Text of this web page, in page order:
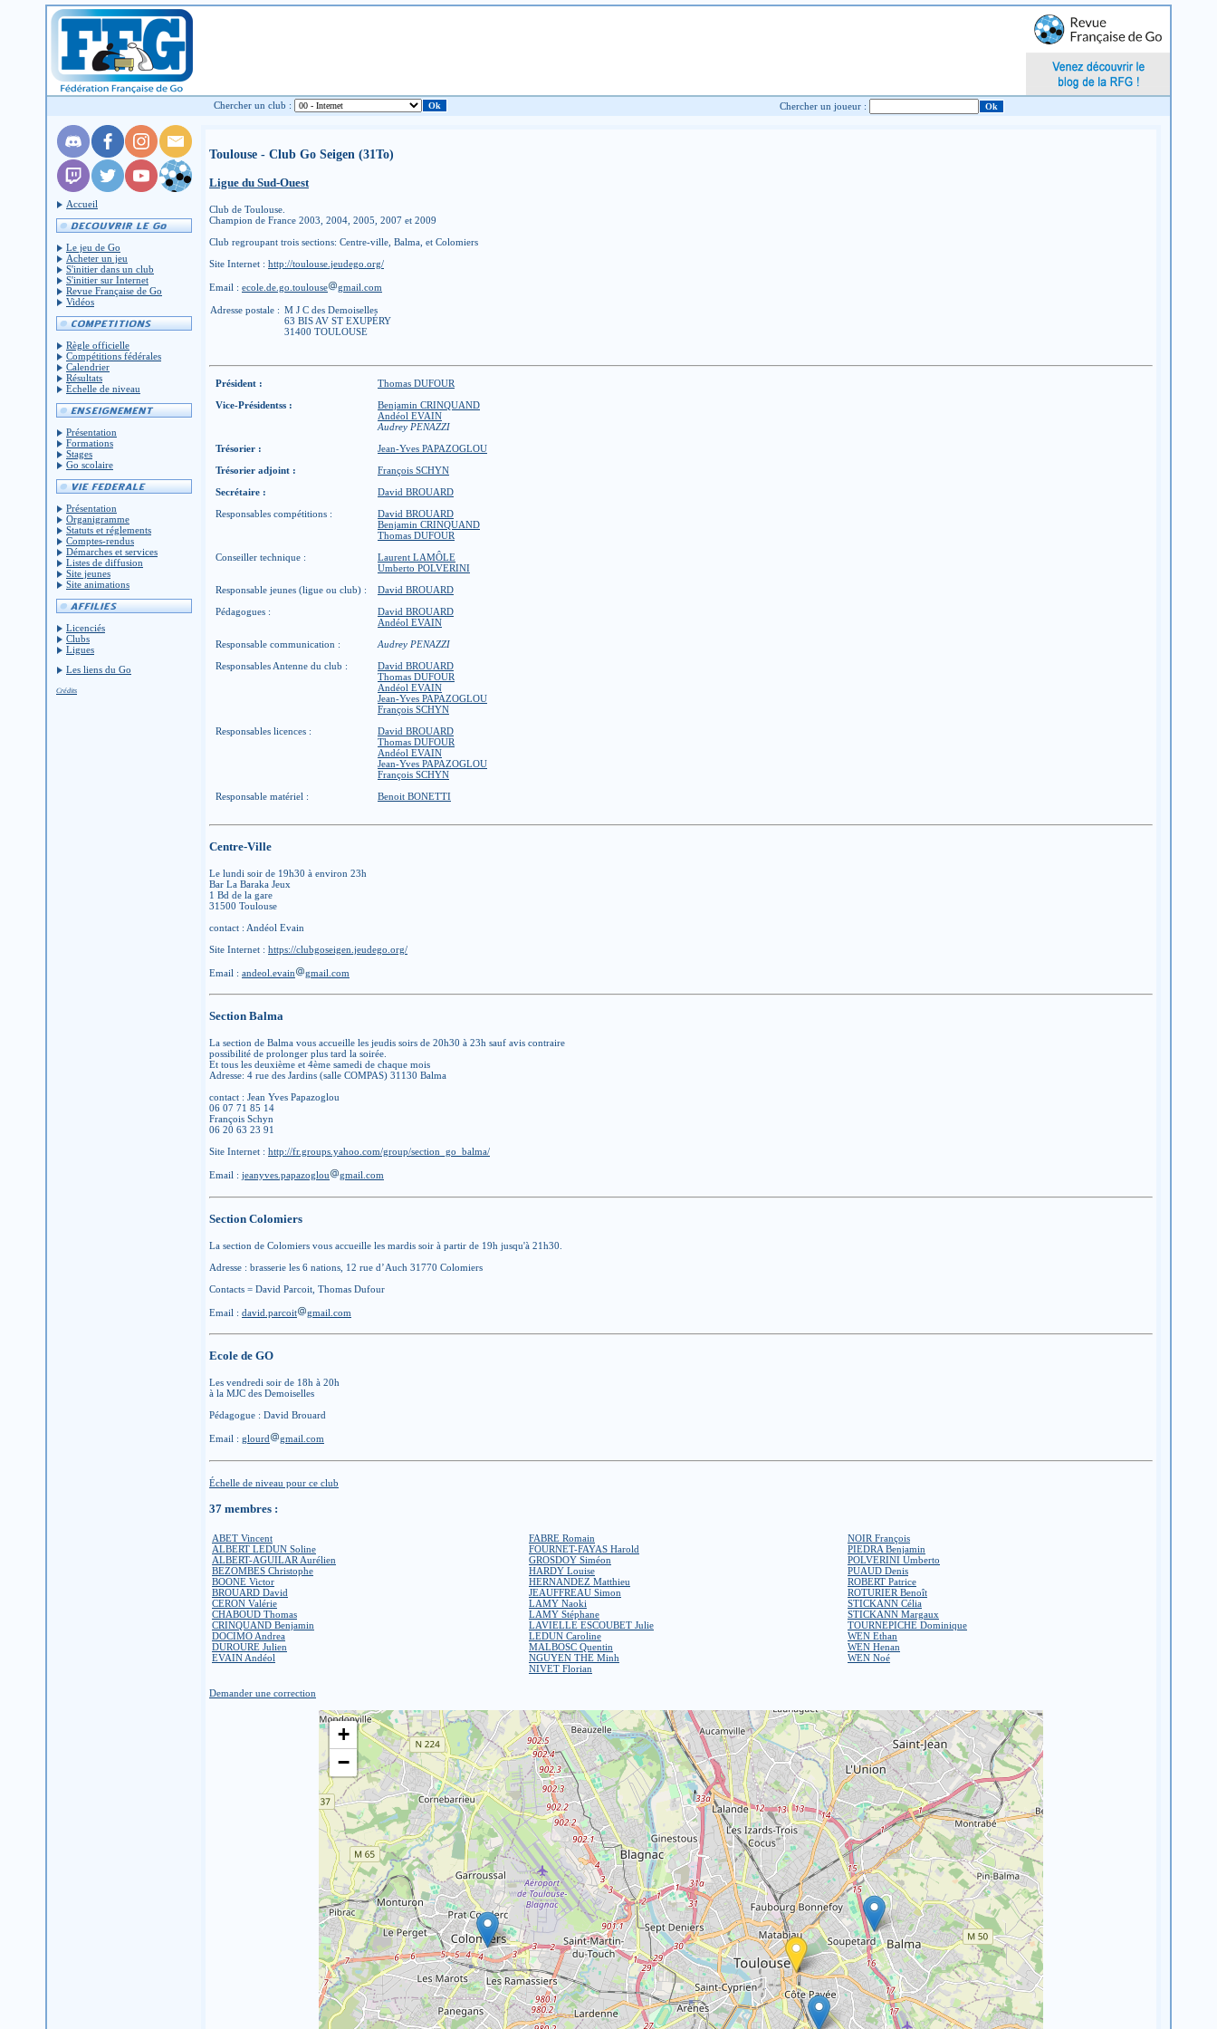
Chercher un club : Chercher un joueur :
Accueil
Le jeu de Go
Acheter un jeu
S'initier dans un club
S'initier sur Internet
Revue Française de Go
Vidéos
Règle officielle
Compétitions fédérales
Calendrier
Résultats
Échelle de niveau
Présentation
Formations
Stages
Go scolaire
Présentation
Organigramme
Statuts et réglements
Comptes-rendus
Démarches et services
Listes de diffusion
Site jeunes
Site animations
Licenciés
Clubs
Ligues
Les liens du Go
Crédits
Toulouse - Club Go Seigen (31To)
Ligue du Sud-Ouest
Club de Toulouse.
Champion de France 2003, 2004, 2005, 2007 et 2009
Club regroupant trois sections: Centre-ville, Balma, et Colomiers
Site Internet : http://toulouse.jeudego.org/
Email : ecole.de.go.toulouse gmail.com
Adresse postale : M J C des Demoiselles
63 BIS AV ST EXUPÉRY
31400 TOULOUSE
Président :
Thomas DUFOUR
Vice-Présidentss :
Benjamin CRINQUAND
Andéol EVAIN
Audrey PENAZZI
Trésorier :
Jean-Yves PAPAZOGLOU
Trésorier adjoint :
François SCHYN
Secrétaire :
David BROUARD
Responsables compétitions :
David BROUARD
Benjamin CRINQUAND
Thomas DUFOUR
Conseiller technique :
Laurent LAMÔLE
Umberto POLVERINI
Responsable jeunes (ligue ou club) :
David BROUARD
Pédagogues :
David BROUARD
Andéol EVAIN
Responsable communication :
Audrey PENAZZI
Responsables Antenne du club :
David BROUARD
Thomas DUFOUR
Andéol EVAIN
Jean-Yves PAPAZOGLOU
François SCHYN
Responsables licences :
David BROUARD
Thomas DUFOUR
Andéol EVAIN
Jean-Yves PAPAZOGLOU
François SCHYN
Responsable matériel :
Benoit BONETTI
Centre-Ville
Le lundi soir de 19h30 à environ 23h
Bar La Baraka Jeux
1 Bd de la gare
31500 Toulouse
contact : Andéol Evain
Site Internet : https://clubgoseigen.jeudego.org/
Email : andeol.evain gmail.com
Section Balma
La section de Balma vous accueille les jeudis soirs de 20h30 à 23h sauf avis contraire
possibilité de prolonger plus tard la soirée.
Et tous les deuxième et 4ème samedi de chaque mois
Adresse: 4 rue des Jardins (salle COMPAS) 31130 Balma
contact : Jean Yves Papazoglou
06 07 71 85 14
François Schyn
06 20 63 23 91
Site Internet : http://fr.groups.yahoo.com/group/section_go_balma/
Email : jeanyves.papazoglou gmail.com
Section Colomiers
La section de Colomiers vous accueille les mardis soir à partir de 19h jusqu'à 21h30.
Adresse : brasserie les 6 nations, 12 rue d’Auch 31770 Colomiers
Contacts = David Parcoit, Thomas Dufour
Email : david.parcoit gmail.com
Ecole de GO
Les vendredi soir de 18h à 20h
à la MJC des Demoiselles
Pédagogue : David Brouard
Email : glourd gmail.com
Échelle de niveau pour ce club
37 membres :
ABET Vincent
ALBERT LEDUN Soline
ALBERT-AGUILAR Aurélien
BEZOMBES Christophe
BOONE Victor
BROUARD David
CERON Valérie
CHABOUD Thomas
CRINQUAND Benjamin
DOCIMO Andrea
DUROURE Julien
EVAIN Andéol
FABRE Romain
FOURNET-FAYAS Harold
GROSDOY Siméon
HARDY Louise
HERNANDEZ Matthieu
JEAUFFREAU Simon
LAMY Naoki
LAMY Stéphane
LAVIELLE ESCOUBET Julie
LEDUN Caroline
MALBOSC Quentin
NGUYEN THE Minh
NIVET Florian
NOIR François
PIEDRA Benjamin
POLVERINI Umberto
PUAUD Denis
ROBERT Patrice
ROTURIER Benoît
STICKANN Célia
STICKANN Margaux
TOURNEPICHE Dominique
WEN Ethan
WEN Henan
WEN Noé
Demander une correction
+
−